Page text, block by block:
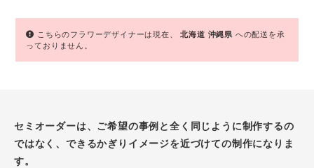
こちらのフラワーデザイナーは現在、北海道 沖縄県 への配送を承
っておりません。
セミオーダーは、ご希望の事例と全く同じように制作するの
ではなく、できるかぎりイメージを近づけての制作になりま
す。